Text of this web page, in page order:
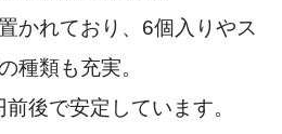
かれており、6個入りやス
種類も充実。
後で安定しています。